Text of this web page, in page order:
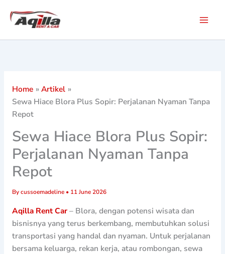
Home
Artikel
Sewa Hiace Blora Plus Sopir: Perjalanan Nyaman Tanpa
Repot
Sewa Hiace Blora Plus Sopir:
Perjalanan Nyaman Tanpa
Repot
Bycussoemadeline • 11 June 2026
Aqilla Rent Car– Blora, dengan potensi wisata dan
bisnisnya yang terus berkembang, membutuhkan solusi
transportasi yang handal dan nyaman. Untuk perjalanan
bersama keluarga, rekan kerja, atau rombongan, sewa